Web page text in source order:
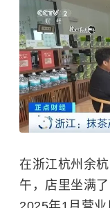
在浙江杭州余
午，店里坐满